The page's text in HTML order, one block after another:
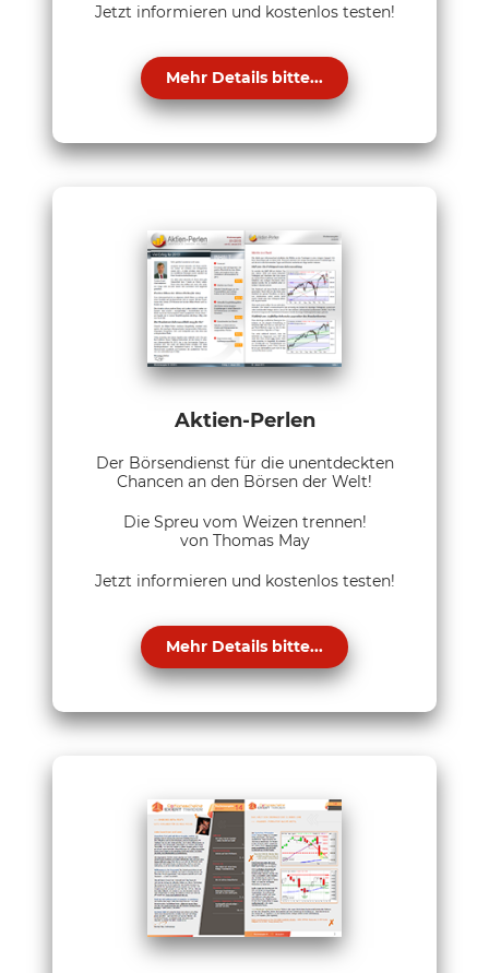
Jetzt informieren und kostenlos testen!
Mehr Details bitte...
Aktien-Perlen
Der Börsendienst für die unentdeckten
Chancen an den Börsen der Welt!
Die Spreu vom Weizen trennen!
von Thomas May
Jetzt informieren und kostenlos testen!
Mehr Details bitte...